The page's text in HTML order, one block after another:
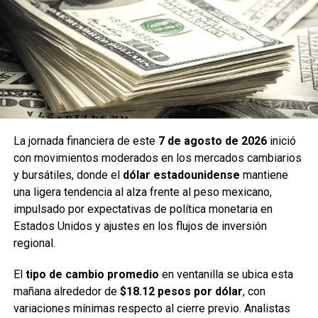
moderado. ElS&P/BMV IPCse ubica en66,940 puntos,
con un incremento aproximado de0.80%, impulsado por
emisoras del sector minero y de infraestructura. El
mercado local continúa beneficiándose del fortalecimiento
del peso y de un entorno internacional más estable, lo que
permite mantener una tendencia positiva en el arranque
del mes.
La combinación de un dólar estable y un mercado
accionario en ascenso genera un ambiente favorable para
los inversionistas, quienes observan una semana con
menor presión externa y mejores expectativas de
rendimiento.
Fuente: 5to Poder Agencia de Noticias
Recibe las noticias al instante
La jornada financiera de este 7 de agosto de 2026inició
con movimientos moderados en los mercados cambiarios
y bursátiles, donde el dólar estadounidense mantiene
una ligera tendencia al alza frente al peso mexicano,
impulsado por expectativas de política monetaria en
Estados Unidos y ajustes en los flujos de inversión
regional.
El tipo de cambio promedio en ventanilla se ubica esta
mañana alrededor de $18.12 pesos por dólar, con
variaciones mínimas respecto al cierre previo. Analistas